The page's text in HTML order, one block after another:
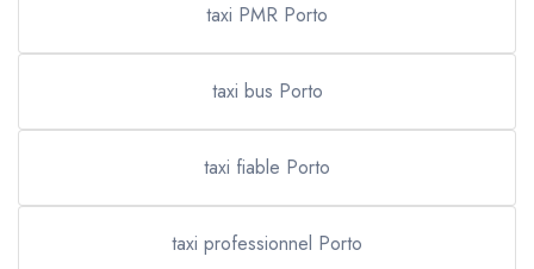
taxi PMR Porto
taxi bus Porto
taxi fiable Porto
taxi professionnel Porto